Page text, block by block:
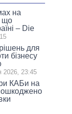
на
що
– Die
для
бізнесу
2026, 23:45
КАБи на